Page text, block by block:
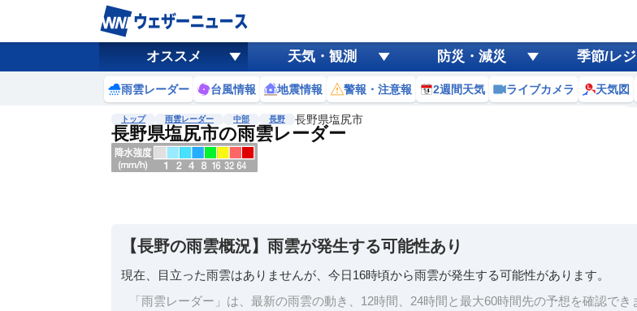
オススメ 天気・観測 防災・減災 季節/レ
雨雲レーダー 台風情報 地震情報 警報・注意報 2週間天気 ライブカメラ 天気図
トップ 雨雲レーダー 中部 長野 長野県塩尻市
長野県塩尻市の雨雲レーダー
黄砂
天気
【長野の雨雲概況】雨雲が発生する可能性あり
現在、目立った雨雲はありませんが、今日16時頃から雨雲が発生する可能性があります。
「雨雲レーダー」は、最新の雨雲の動き、12時間、24時間と最大60時間先の予想を確認でき